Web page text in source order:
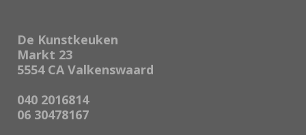
De Kunstkeuken
Markt 23
5554 CA Valkenswaard
040 2016814
06 30478167